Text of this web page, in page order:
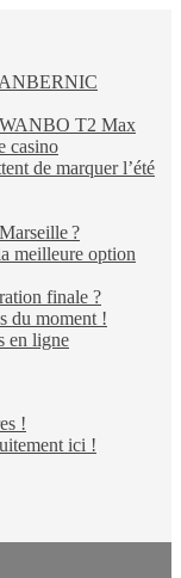
ANBERNIC
T2 Max
casino
de marquer l’été
?
meilleure option
finale ?
du moment !
en ligne
!
ici !